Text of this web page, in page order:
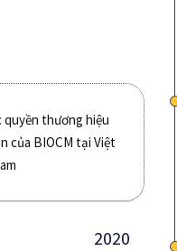
quyền thương hiệu
của BIOCM tại Việt
2020